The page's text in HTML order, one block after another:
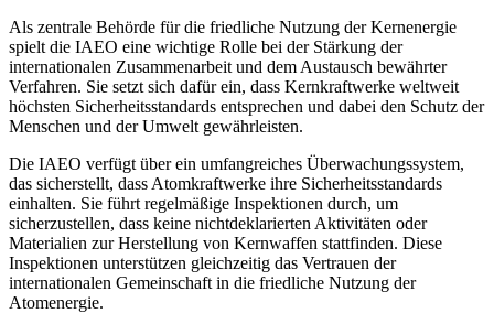
Als zentrale Behörde für die friedliche Nutzung der Kernenergie
spielt die IAEO eine wichtige Rolle bei der Stärkung der
internationalen Zusammenarbeit und dem Austausch bewährter
Verfahren. Sie setzt sich dafür ein, dass Kernkraftwerke weltweit
höchsten Sicherheitsstandards entsprechen und dabei den Schutz der
Menschen und der Umwelt gewährleisten.
Die IAEO verfügt über ein umfangreiches Überwachungssystem,
das sicherstellt, dass Atomkraftwerke ihre Sicherheitsstandards
einhalten. Sie führt regelmäßige Inspektionen durch, um
sicherzustellen, dass keine nichtdeklarierten Aktivitäten oder
Materialien zur Herstellung von Kernwaffen stattfinden. Diese
Inspektionen unterstützen gleichzeitig das Vertrauen der
internationalen Gemeinschaft in die friedliche Nutzung der
Atomenergie.